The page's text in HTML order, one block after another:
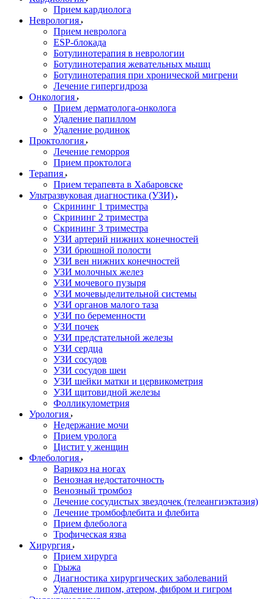
Прием кардиолога
Неврология
Прием невролога
ESP-блокада
Ботулинотерапия в неврологии
Ботулинотерапия жевательных мышц
Ботулинотерапия при хронической мигрени
Лечение гипергидроза
Онкология
Прием дерматолога-онколога
Удаление папиллом
Удаление родинок
Проктология
Лечение геморроя
Прием проктолога
Терапия
Прием терапевта в Хабаровске
Ультразвуковая диагностика (УЗИ)
Скрининг 1 триместра
Скрининг 2 триместра
Скрининг 3 триместра
УЗИ артерий нижних конечностей
УЗИ брюшной полости
УЗИ вен нижних конечностей
УЗИ молочных желез
УЗИ мочевого пузыря
УЗИ мочевыделительной системы
УЗИ органов малого таза
УЗИ по беременности
УЗИ почек
УЗИ предстательной железы
УЗИ сердца
УЗИ сосудов
УЗИ сосудов шеи
УЗИ шейки матки и цервикометрия
УЗИ щитовидной железы
Фолликулометрия
Урология
Недержание мочи
Прием уролога
Цистит у женщин
Флебология
Варикоз на ногах
Венозная недостаточность
Венозный тромбоз
Лечение сосудистых звездочек (телеангиэктазия)
Лечение тромбофлебита и флебита
Прием флеболога
Трофическая язва
Хирургия
Прием хирурга
Грыжа
Диагностика хирургических заболеваний
Удаление липом, атером, фибром и гигром